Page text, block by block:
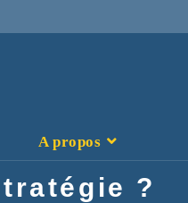
A propos
?